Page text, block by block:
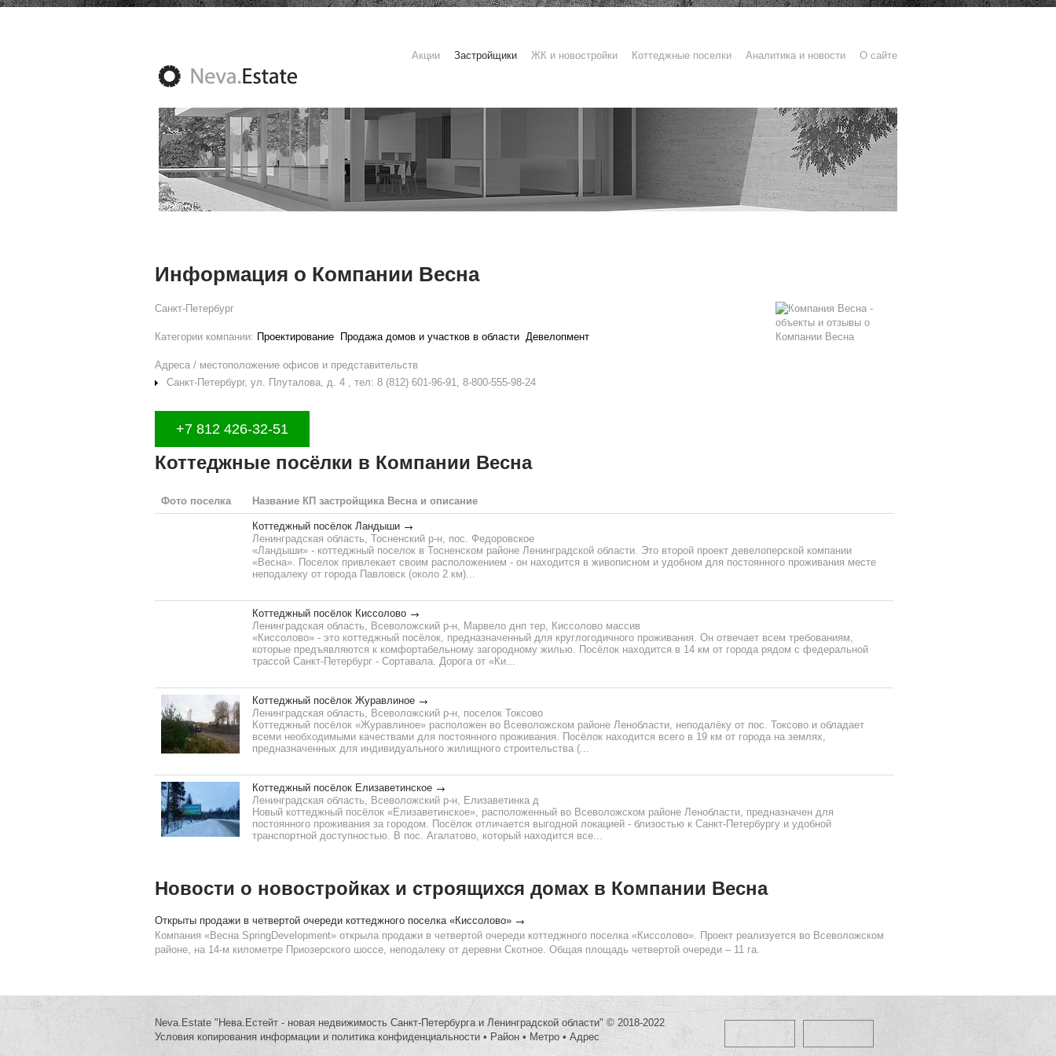
Акции Застройщики ЖК и новостройки Коттеджные поселки Аналитика и новости О сайте
Информация о Компании Весна
Санкт-Петербург
Категории компании: Проектирование Продажа домов и участков в области Девелопмент
Адреса / местоположение офисов и представительств
Санкт-Петербург, ул. Плуталова, д. 4 , тел: 8 (812) 601-96-91, 8-800-555-98-24
+7 812 426-32-51
Коттеджные посёлки в Компании Весна
Фото поселка Название КП застройщика Весна и описание
Коттеджный посёлок Ландыши
Ленинградская область, Тосненский р-н, пос. Федоровское
«Ландыши» - коттеджный поселок в Тосненском районе Ленинградской области. Это второй проект девелоперской компании
«Весна». Поселок привлекает своим расположением - он находится в живописном и удобном для постоянного проживания месте
неподалеку от города Павловск (около 2 км)...
Коттеджный посёлок Киссолово
Ленинградская область, Всеволожский р-н, Марвело днп тер, Киссолово массив
«Киссолово» - это коттеджный посёлок, предназначенный для круглогодичного проживания. Он отвечает всем требованиям,
которые предъявляются к комфортабельному загородному жилью. Посёлок находится в 14 км от города рядом с федеральной
трассой Санкт-Петербург - Сортавала. Дорога от «Ки...
Коттеджный посёлок Журавлиное
Ленинградская область, Всеволожский р-н, поселок Токсово
Коттеджный посёлок «Журавлиное» расположен во Всеволожском районе Ленобласти, неподалёку от пос. Токсово и обладает
всеми необходимыми качествами для постоянного проживания. Посёлок находится всего в 19 км от города на землях,
предназначенных для индивидуального жилищного строительства (...
Коттеджный посёлок Елизаветинское
Ленинградская область, Всеволожский р-н, Елизаветинка д
Новый коттеджный посёлок «Елизаветинское», расположенный во Всеволожском районе Ленобласти, предназначен для
постоянного проживания за городом. Посёлок отличается выгодной локацией - близостью к Санкт-Петербургу и удобной
транспортной доступностью. В пос. Агалатово, который находится все...
Новости о новостройках и строящихся домах в Компании Весна
Открыты продажи в четвертой очереди коттеджного поселка «Киссолово»
Компания «Весна SpringDevelopment» открыла продажи в четвертой очереди коттеджного поселка «Киссолово». Проект реализуется во Всеволожском
районе, на 14-м километре Приозерского шоссе, неподалеку от деревни Скотное. Общая площадь четвертой очереди – 11 га.
Neva.Estate "Нева.Естейт - новая недвижимость Санкт-Петербурга и Ленинградской области" © 2018-2022
Условия копирования информации и политика конфиденциальности • Район • Метро • Адрес